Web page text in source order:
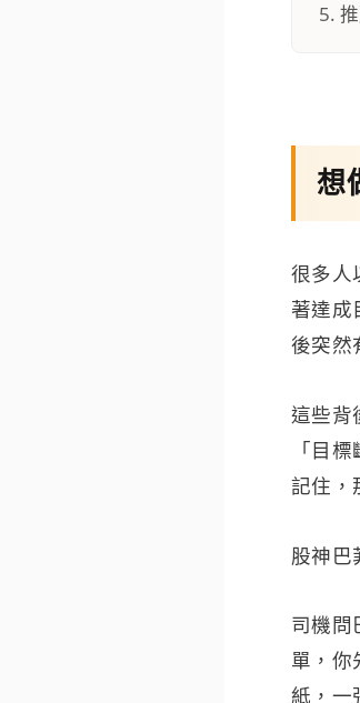
想
很多人
著達成
後突然
這些背
「目
記住，
股神巴
司機問
單，你
紙，一